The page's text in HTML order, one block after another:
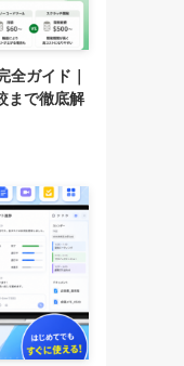
全ガイド｜
まで徹底解